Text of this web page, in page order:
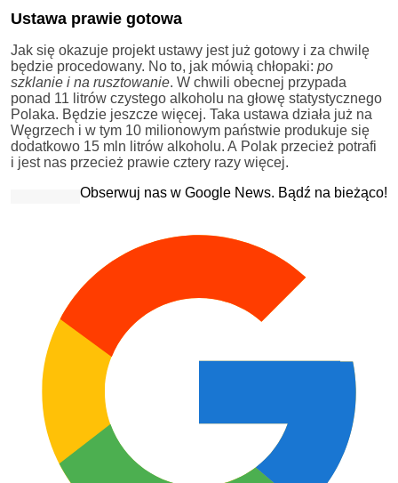
Ustawa prawie gotowa
Jak się okazuje projekt ustawy jest już gotowy i za chwilę
będzie procedowany. No to, jak mówią chłopaki: po
szklanie i na rusztowanie. W chwili obecnej przypada
ponad 11 litrów czystego alkoholu na głowę statystycznego
Polaka. Będzie jeszcze więcej. Taka ustawa działa już na
Węgrzech i w tym 10 milionowym państwie produkuje się
dodatkowo 15 mln litrów alkoholu. A Polak przecież potrafi
i jest nas przecież prawie cztery razy więcej.
Obserwuj nas w Google News. Bądź na bieżąco!